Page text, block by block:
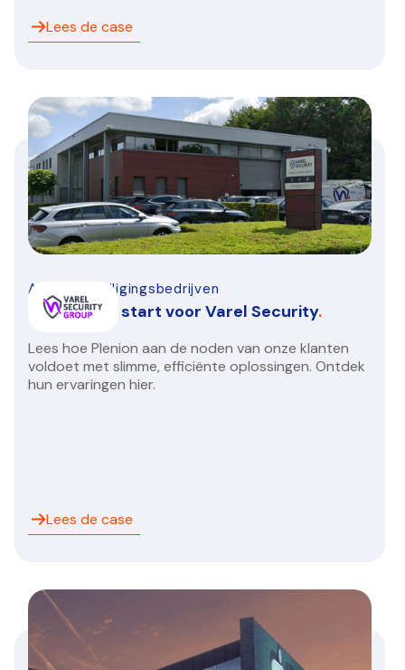
Lees de case
Alarm-beveiligingsbedrijven
Een nieuwe start voor Varel Security.
Lees hoe Plenion aan de noden van onze klanten
voldoet met slimme, efficiënte oplossingen. Ontdek
hun ervaringen hier.
Lees de case